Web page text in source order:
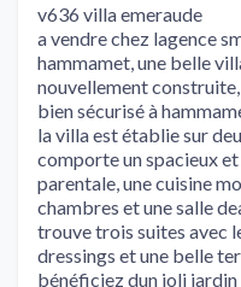
v636 villa emeraude
a vendre chez lagence
hammamet, une belle
nouvellement
bien sécurisé à
la villa est établie sur
comporte un spacieux
parentale, une cuisine
chambres et une salle
trouve trois suites avec
dressings et une belle
bénéficiez dun joli